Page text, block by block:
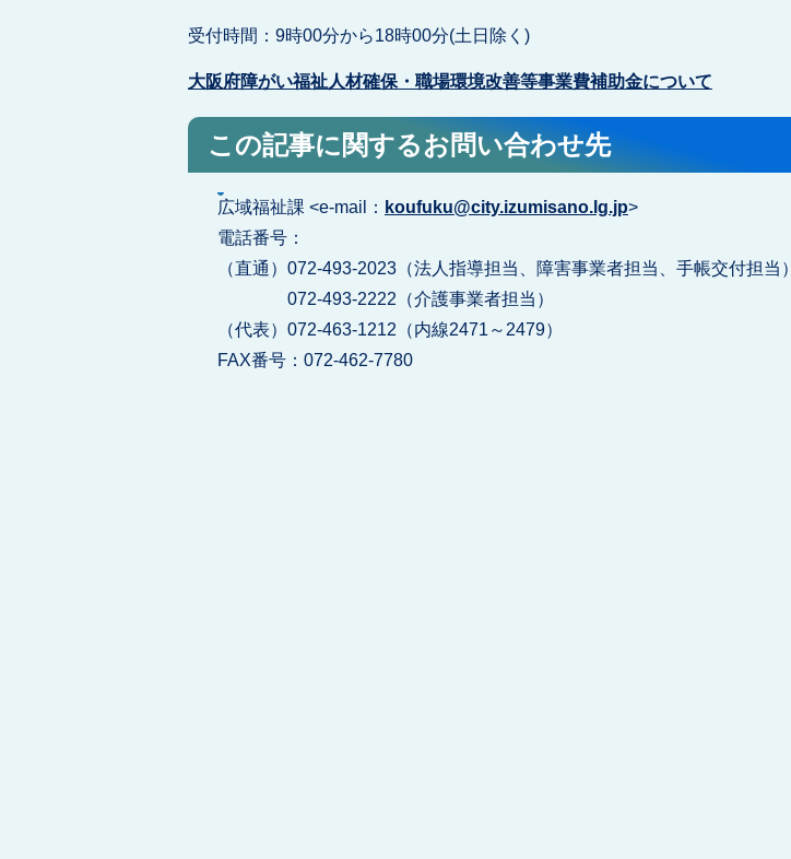
受付時間：9時00分から18時00分(土日除く)
大阪府障がい福祉人材確保・職場環境改善等事業費補助金について
この記事に関するお問い合わせ先
広域福祉課 <e-mail： koufuku@city.izumisano.lg.jp>
電話番号：
（直通）072-493-2023（法人指導担当、障害事業者担当、手帳交付担当）
072-493-2222（介護事業者担当）
（代表）072-463-1212（内線2471～2479）
FAX番号：072-462-7780